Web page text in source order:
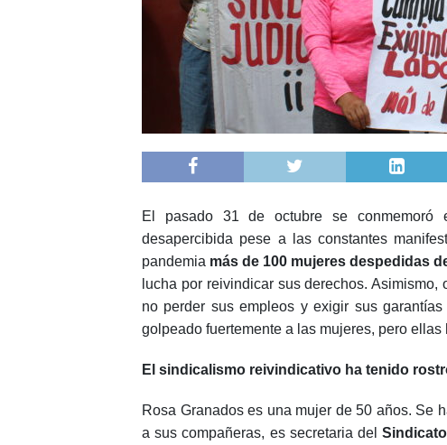
El pasado 31 de octubre se
desapercibida pese a las constantes
pandemia más de 100 mujeres despedidas
lucha por reivindicar sus derechos.
no perder sus empleos y exigir sus
golpeado fuertemente a las mujeres, pero
El sindicalismo reivindicativo ha tenido
Rosa Granados es una mujer de 50 años. Se
a sus compañeras, es secretaria delSindicato